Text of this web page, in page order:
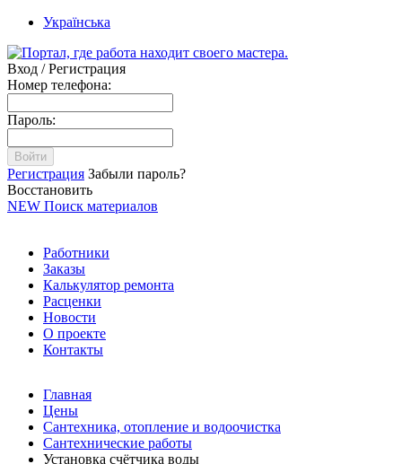
Українська
Вход / Регистрация
Номер телефона:
Пароль:
Войти
Регистрация Забыли пароль?
Восстановить
NEW Поиск материалов
Работники
Заказы
Калькулятор ремонта
Расценки
Новости
О проекте
Контакты
Главная
Цены
Сантехника, отопление и водоочистка
Сантехнические работы
Установка счётчика воды